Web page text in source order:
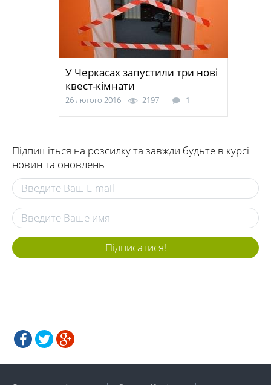
У Черкасах запустили три нові
квест-кімнати
26 лютого 2016 2197 1
Підпишіться на розсилку та завжди будьте в курсі
новин та оновлень
Підписатися!